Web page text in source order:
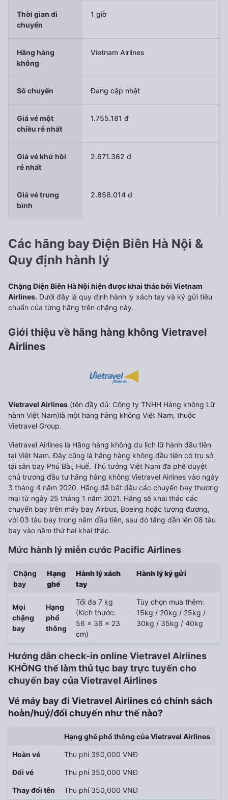
Thời gian di
chuyển
1 giờ
Hãng hàng
không
Vietnam Airlines
Số chuyến Đang cập nhật
Giá vé một
chiều rẻ nhất
1.755.181 đ
Giá vé khứ hồi
rẻ nhất
2.671.362 đ
Giá vé trung
bình
2.856.014 đ
Các hãng bay Điện Biên Hà Nội &
Quy định hành lý
Chặng Điện Biên Hà Nội hiện được khai thác bởi Vietnam
Airlines. Dưới đây là quy định hành lý xách tay và ký gửi tiêu
chuẩn của từng hãng trên chặng này.
Giới thiệu về hãng hàng không Vietravel
Airlines
Vietravel Airlines (tên đầy đủ: Công ty TNHH Hàng không Lữ
hành Việt Nam)là một hãng hàng không Việt Nam, thuộc
Vietravel Group.
Vietravel Airlines là Hãng hàng không du lịch lữ hành đầu tiên
tại Việt Nam. Đây cũng là hãng hàng không đầu tiên có trụ sở
tại sân bay Phú Bài, Huế. Thủ tướng Việt Nam đã phê duyệt
chủ trương đầu tư hãng hàng không Vietravel Airlines vào ngày
3 tháng 4 năm 2020. Hãng đã bắt đầu các chuyến bay thương
mại từ ngày 25 tháng 1 năm 2021. Hãng sẽ khai thác các
chuyến bay trên máy bay Airbus, Boeing hoặc tương đương,
với 03 tàu bay trong năm đầu tiên, sau đó tăng dần lên 08 tàu
bay vào năm thứ hai khai thác.
Mức hành lý miễn cước Pacific Airlines
Chặng
bay
Hạng
ghế
Hành lý xách
tay
Hành lý ký gửi
Mọi
chặng
bay
Hạng
phổ
thông
Tối đa 7 kg
(Kích thước:
56 x 36 x 23
cm)
Tùy chọn mua thêm:
15kg / 20kg / 25kg /
30kg / 35kg / 40kg
Hướng dẫn check-in online Vietravel Airlines
KHÔNG thể làm thủ tục bay trực tuyến cho
chuyến bay của Vietravel Airlines
Vé máy bay đi Vietravel Airlines có chính sách
hoàn/huỷ/đổi chuyến như thế nào?
Hạng ghế phổ thông của Vietravel Airlines
Hoàn vé Thu phí 350,000 VNĐ
Đổi vé Thu phí 350,000 VNĐ
Thay đổi tên Thu phí 350,000 VNĐ